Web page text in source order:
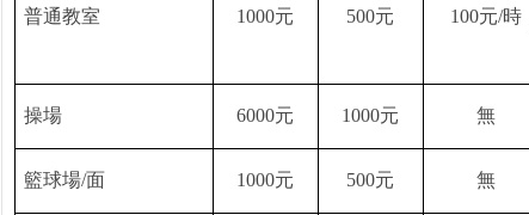
普通教室 1000元 500元 100元/時
操場 6000元 1000元 無
籃球場/面 1000元 500元 無